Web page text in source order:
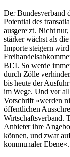
Der Bundesverband
Potential des
ausgereizt. Nicht
stärker wächst als
Importe steigern
BDI. So werde
durch Zölle
bis heute der
im Wege. Und vor
Vorschrift »werden
öffentlichen
Wirtschaftsverband.
Anbieter ihre
können, und zwar
kommunaler